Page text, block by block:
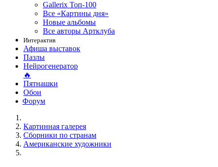
Gallerix Топ-100
Все «Картины дня»
Новые альбомы
Все авторы Артклуба
Интерактив
Афиша выставок
Пазлы
Нейрогенератор
🔥
Пятнашки
Обои
Форум
Картинная галерея
Сборники по странам
Американские художники